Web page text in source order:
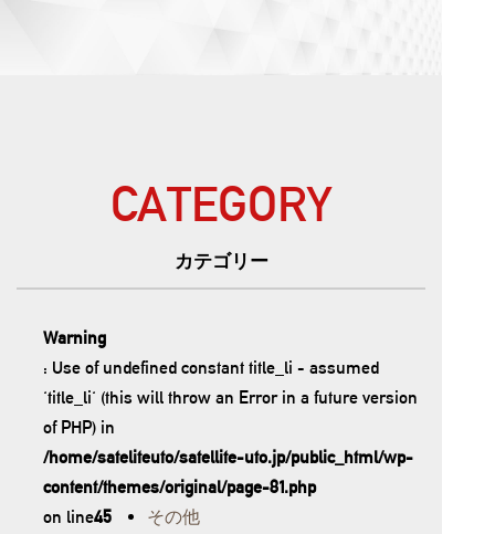
CATEGORY
カテゴリー
Warning
: Use of undefined constant title_li - assumed
'title_li' (this will throw an Error in a future version
of PHP) in
/home/sateliteuto/satellite-uto.jp/public_html/wp-
content/themes/original/page-81.php
on line45
その他